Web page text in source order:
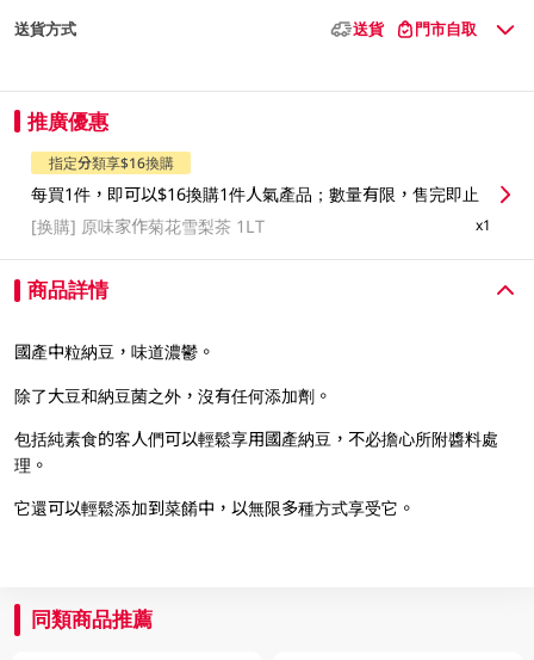
送貨方式 送貨 門市自取
推廣優惠
指定分類享$16換購
每買1件，即可以$16換購1件人氣產品；數量有限，售完即止
[换購] 原味家作菊花雪梨茶 1LT x1
商品詳情
國產中粒納豆，味道濃鬱。
除了大豆和納豆菌之外，沒有任何添加劑。
包括純素食的客人們可以輕鬆享用國產納豆，不必擔心所附醬料處
理。
它還可以輕鬆添加到菜餚中，以無限多種方式享受它。
同類商品推薦